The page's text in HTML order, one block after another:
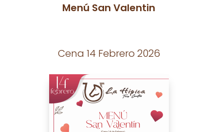
Menú San Valentin
Cena 14 Febrero 2026